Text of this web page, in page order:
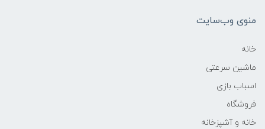
منوی وب‌سایت
خانه
ماشین سرعتی
اسباب بازی
فروشگاه
خانه و آشپزخانه